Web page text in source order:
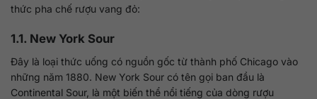
thức pha chế rượu vang đỏ:
1.1. New York Sour
Đây là loại thức uống có nguồn gốc từ thành phố Chicago vào
những năm 1880. New York Sour có tên gọi ban đầu là
Continental Sour, là một biến thể nổi tiếng của dòng rượu